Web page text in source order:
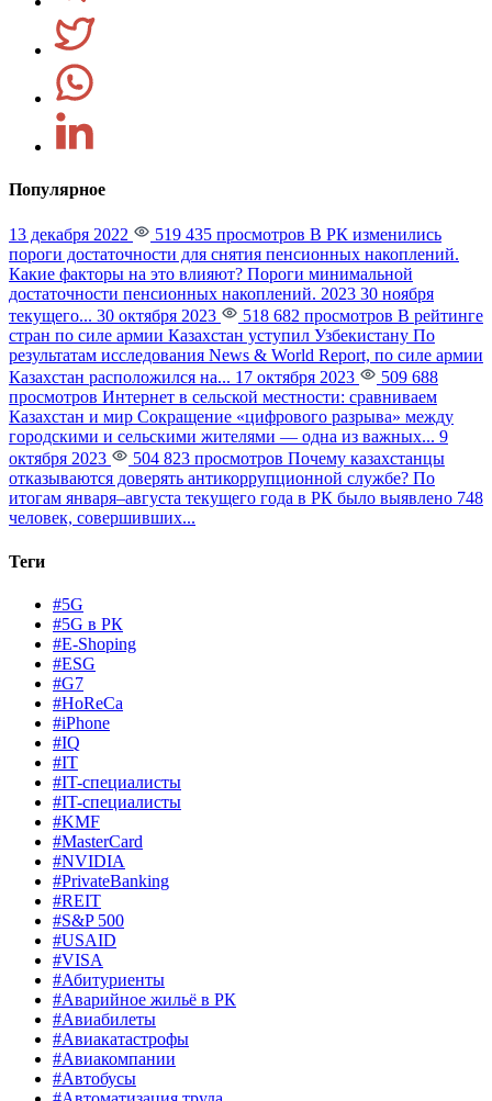
Популярное
13 декабря 2022 519 435 просмотров В РК изменились
пороги достаточности для снятия пенсионных накоплений.
Какие факторы на это влияют? Пороги минимальной
достаточности пенсионных накоплений. 2023 30 ноября
текущего... 30 октября 2023 518 682 просмотров В рейтинге
стран по силе армии Казахстан уступил Узбекистану По
результатам исследования News & World Report, по силе армии
Казахстан расположился на... 17 октября 2023
509 688
просмотров Интернет в сельской местности: сравниваем
Казахстан и мир Сокращение «цифрового разрыва» между
городскими и сельскими жителями — одна из важных... 9
октября 2023
504 823 просмотров Почему казахстанцы
отказываются доверять антикоррупционной службе? По
итогам января–августа текущего года в РК было выявлено 748
человек, совершивших...
Теги
#5G
#5G в РК
#E-Shoping
#ESG
#G7
#HoReCa
#iPhone
#IQ
#IT
#IT-специалисты
#IT-специалисты
#KMF
#MasterCard
#NVIDIA
#PrivateBanking
#REIT
#S&P 500
#USAID
#VISA
#Абитуриенты
#Аварийное жильё в РК
#Авиабилеты
#Авиакатастрофы
#Авиакомпании
#Автобусы